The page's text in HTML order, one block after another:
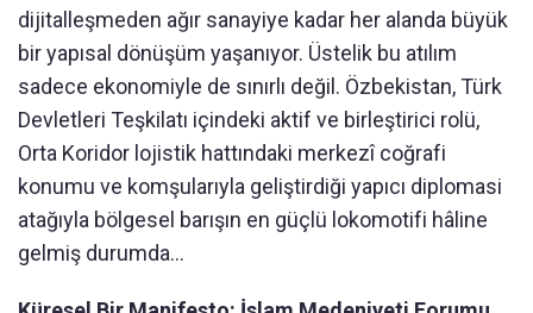
dijitalleşmeden ağır sanayiye kadar her alanda büyük
bir yapısal dönüşüm yaşanıyor. Üstelik bu atılım
sadece ekonomiyle de sınırlı değil. Özbekistan, Türk
Devletleri Teşkilatı içindeki aktif ve birleştirici rolü,
Orta Koridor lojistik hattındaki merkezî coğrafi
konumu ve komşularıyla geliştirdiği yapıcı diplomasi
atağıyla bölgesel barışın en güçlü lokomotifi hâline
gelmiş durumda...